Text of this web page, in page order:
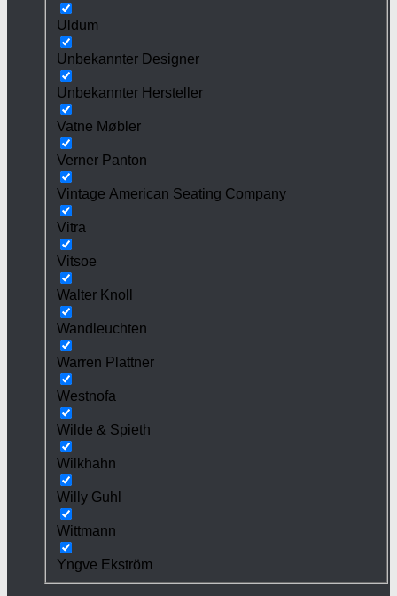
Uldum
Unbekannter Designer
Unbekannter Hersteller
Vatne Møbler
Verner Panton
Vintage American Seating Company
Vitra
Vitsoe
Walter Knoll
Wandleuchten
Warren Plattner
Westnofa
Wilde & Spieth
Wilkhahn
Willy Guhl
Wittmann
Yngve Ekström